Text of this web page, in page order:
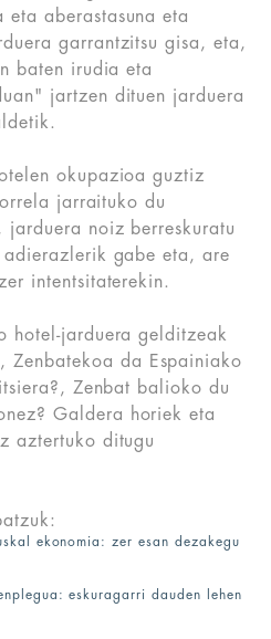
eta aberastasuna eta
garrantzitsu gisa, eta,
baten irudia eta
jartzen dituen jarduera
okupazioa guztiz
jarraituko du
jarduera noiz berreskuratu
gabe eta, are
intentsitaterekin.
hotel-jarduera gelditzeak
Zenbatekoa da Espainiako
Zenbat balioko du
Galdera horiek eta
aztertuko ditugu
ekonomia: zer esan dezakegu
eskuragarri dauden lehen